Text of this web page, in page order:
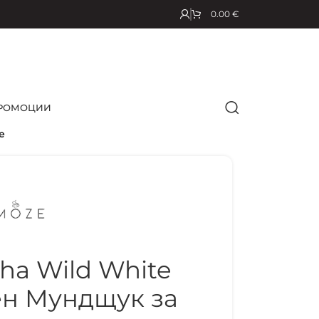
0.00 €
Wild White
Мундщук за